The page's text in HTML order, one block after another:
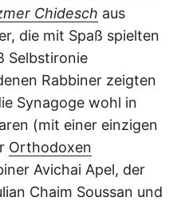
Chidesch aus
die mit Spaß spielten
Selbstironie
Rabbiner zeigten
Synagoge wohl in
(mit einer einzigen
Orthodoxen
Avichai Apel, der
Chaim Soussan und